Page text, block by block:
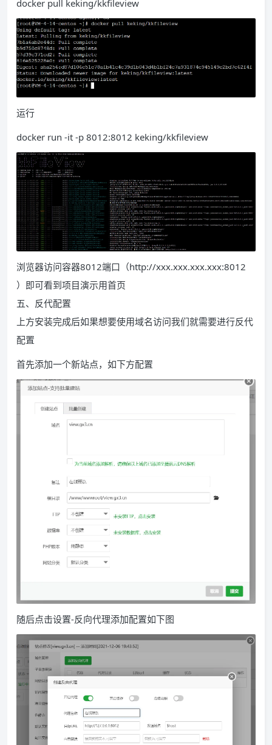
docker pull keking/kkfileview
运行
docker run -it -p 8012:8012 keking/kkfileview
浏览器访问容器8012端口（http://xxx.xxx.xxx.xxx:8012
）即可看到项目演示用首页
五、反代配置
上方安装完成后如果想要使用域名访问我们就需要进行反代
配置
首先添加一个新站点，如下方配置
随后点击设置-反向代理添加配置如下图